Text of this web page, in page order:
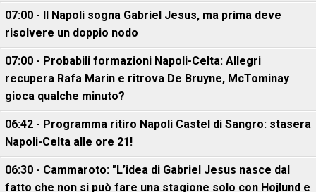
07:00 - Il Napoli sogna Gabriel Jesus, ma prima deve
risolvere un doppio nodo
07:00 - Probabili formazioni Napoli-Celta: Allegri
recupera Rafa Marin e ritrova De Bruyne, McTominay
gioca qualche minuto?
06:42 - Programma ritiro Napoli Castel di Sangro: stasera
Napoli-Celta alle ore 21!
06:30 - Cammaroto: "L’idea di Gabriel Jesus nasce dal
fatto che non si può fare una stagione solo con Hojlund e